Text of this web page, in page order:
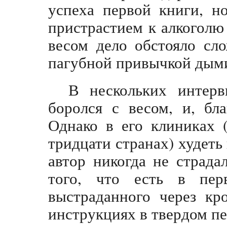
успеха первой книги,
пристрастием к
весом дело обстояло
пагубной привычкой
В нескольких
боролся с весом, и,
Однако в его клиниках
тридцати странах)
автор никогда не
того, что есть в
выстраданного через
инструкциях в твердом